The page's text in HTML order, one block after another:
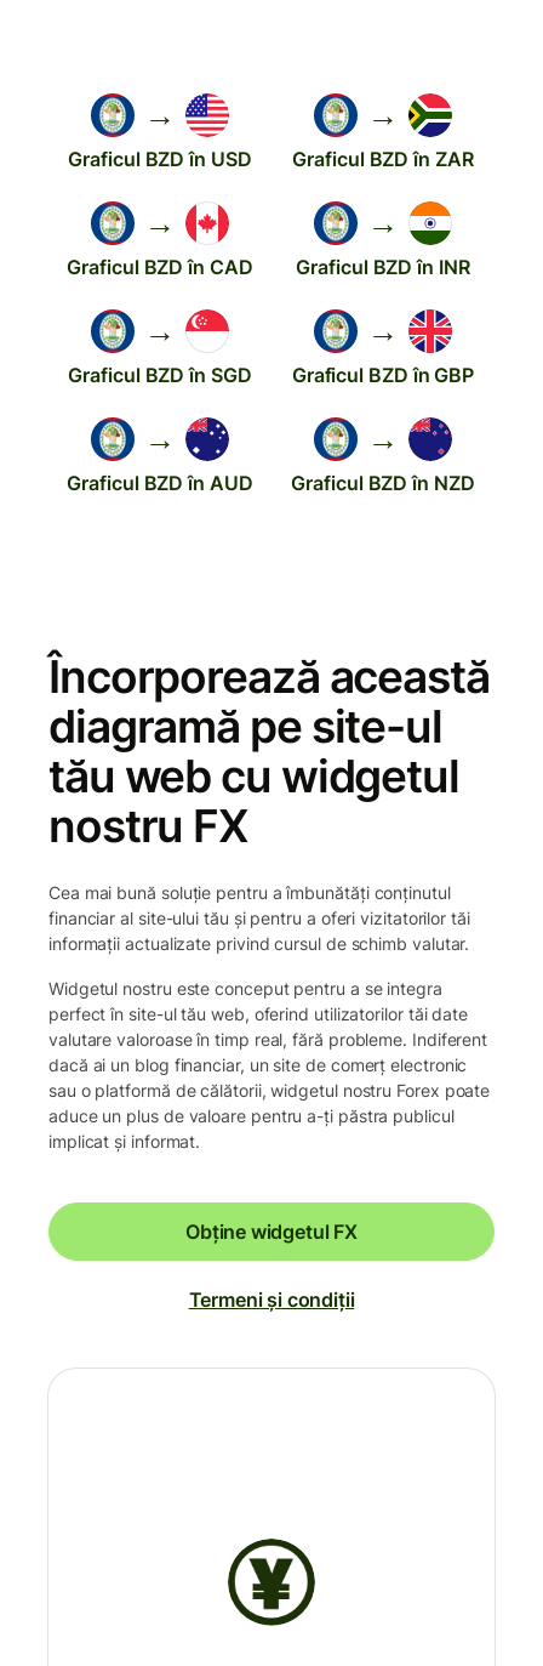
→
Graficul BZD în USD
→
Graficul BZD în ZAR
→
Graficul BZD în CAD
→
Graficul BZD în INR
→
Graficul BZD în SGD
→
Graficul BZD în GBP
→
Graficul BZD în AUD
→
Graficul BZD în NZD
Încorporează această
diagramă pe site-ul
tău web cu widgetul
nostru FX
Cea mai bună soluție pentru a îmbunătăți conținutul
financiar al site-ului tău și pentru a oferi vizitatorilor tăi
informații actualizate privind cursul de schimb valutar.
Widgetul nostru este conceput pentru a se integra
perfect în site-ul tău web, oferind utilizatorilor tăi date
valutare valoroase în timp real, fără probleme. Indiferent
dacă ai un blog financiar, un site de comerț electronic
sau o platformă de călătorii, widgetul nostru Forex poate
aduce un plus de valoare pentru a-ți păstra publicul
implicat și informat.
Obține widgetul FX
Termeni și condiții